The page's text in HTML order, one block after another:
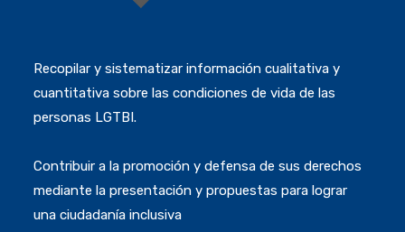
Recopilar y sistematizar información cualitativa y
cuantitativa sobre las condiciones de vida de las
personas LGTBI.
Contribuir a la promoción y defensa de sus derechos
mediante la presentación y propuestas para lograr
una ciudadanía inclusiva